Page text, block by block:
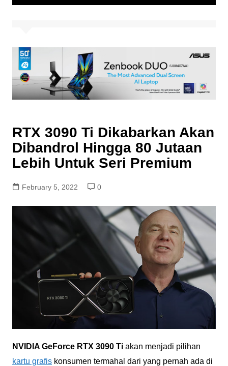
RTX 3090 Ti Dikabarkan Akan
Dibandrol Hingga 80 Jutaan
Lebih Untuk Seri Premium
February 5, 2022 0
NVIDIA GeForce RTX 3090 Tiakan menjadi pilihan
kartu grafiskonsumen termahal dari yang pernah ada di